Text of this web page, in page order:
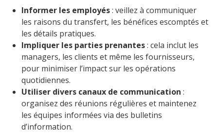
Informer les employés: veillez à communiquer
les raisons du transfert, les bénéfices escomptés et
les détails pratiques.
Impliquer les parties prenantes: cela inclut les
managers, les clients et même les fournisseurs,
pour minimiser l’impact sur les opérations
quotidiennes.
Utiliser divers canaux de communication :
organisez des réunions régulières et maintenez
les équipes informées via des bulletins
d’information.